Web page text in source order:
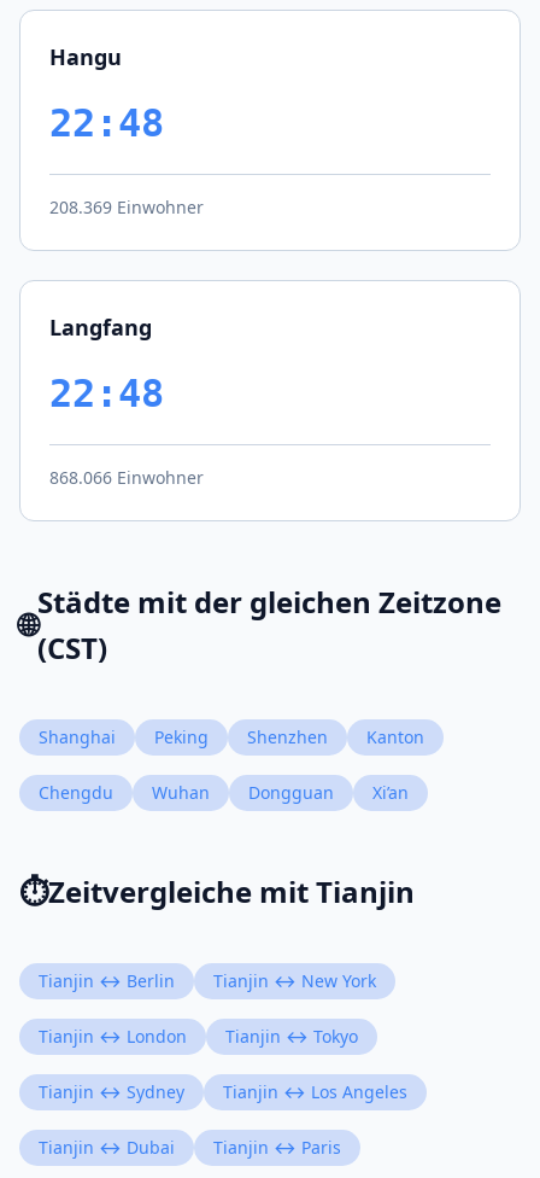
Hangu
22:48
208.369 Einwohner
Langfang
22:48
868.066 Einwohner
🌐
Städte mit der gleichen Zeitzone
(CST)
Shanghai Peking Shenzhen Kanton
Chengdu Wuhan Dongguan Xi’an
⏱️Zeitvergleiche mit Tianjin
Tianjin ↔ Berlin Tianjin ↔ New York
Tianjin ↔ London Tianjin ↔ Tokyo
Tianjin ↔ Sydney Tianjin ↔ Los Angeles
Tianjin ↔ Dubai Tianjin ↔ Paris